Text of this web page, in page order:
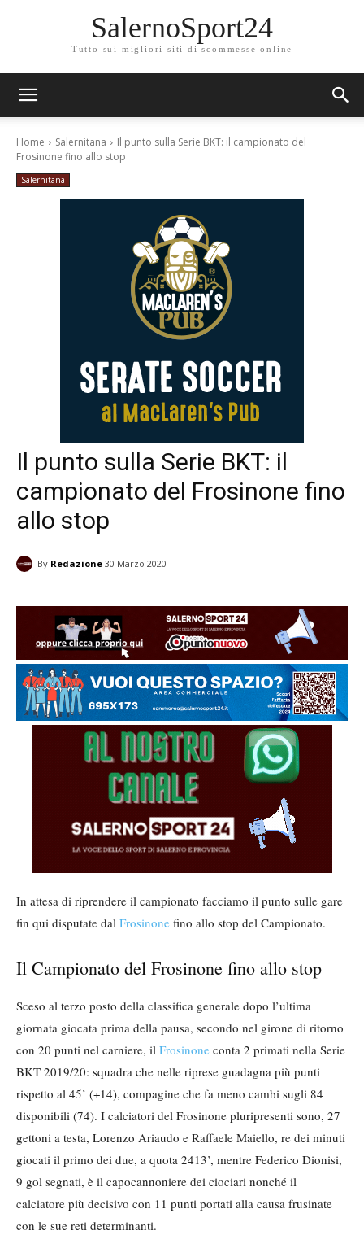
SalernoSport24
Tutto sui migliori siti di scommesse online
Home Salernitana
Il punto sulla Serie BKT: il campionato del
Frosinone fino allo stop
Salernitana
Il punto sulla Serie BKT: il
campionato del Frosinone fino
allo stop
By Redazione 30 Marzo 2020
In attesa di riprendere il campionato facciamo il punto sulle gare
fin qui disputate dal Frosinone fino allo stop del Campionato.
Il Campionato del Frosinone fino allo stop
Sceso al terzo posto della classifica generale dopo l’ultima
giornata giocata prima della pausa, secondo nel girone di ritorno
con 20 punti nel carniere, il Frosinone conta 2 primati nella Serie
BKT 2019/20: squadra che nelle riprese guadagna più punti
rispetto al 45’ (+14), compagine che fa meno cambi sugli 84
disponibili (74). I calciatori del Frosinone pluripresenti sono, 27
gettoni a testa, Lorenzo Ariaudo e Raffaele Maiello, re dei minuti
giocati il primo dei due, a quota 2413’, mentre Federico Dionisi,
9 gol segnati, è il capocannoniere dei ciociari nonché il
calciatore più decisivo con 11 punti portati alla causa frusinate
con le sue reti determinanti.